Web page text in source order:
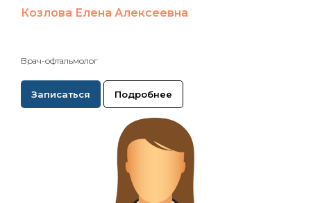
Козлова Елена Алексеевна
Врач-офтальмолог
Записаться Подробнее